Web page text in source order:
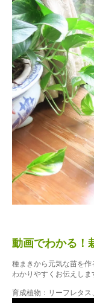
動画でわかる！
種まきから元気な苗を
わかりやすくお伝えしま
育成植物：リーフレタ